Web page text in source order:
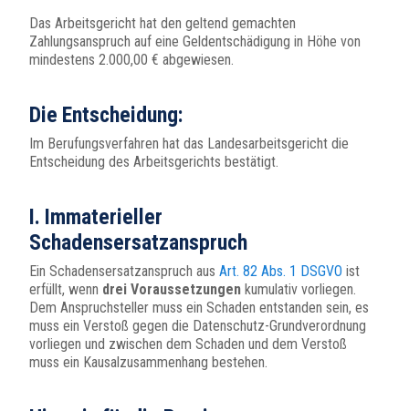
Das Arbeitsgericht hat den geltend gemachten
Zahlungsanspruch auf eine Geldentschädigung in Höhe von
mindestens 2.000,00 € abgewiesen.
Die Entscheidung:
Im Berufungsverfahren hat das Landesarbeitsgericht die
Entscheidung des Arbeitsgerichts bestätigt.
I. Immaterieller
Schadensersatzanspruch
Ein Schadensersatzanspruch aus Art. 82 Abs. 1 DSGVO ist
erfüllt, wenn drei Voraussetzungen kumulativ vorliegen.
Dem Anspruchsteller muss ein Schaden entstanden sein, es
muss ein Verstoß gegen die Datenschutz-Grundverordnung
vorliegen und zwischen dem Schaden und dem Verstoß
muss ein Kausalzusammenhang bestehen.